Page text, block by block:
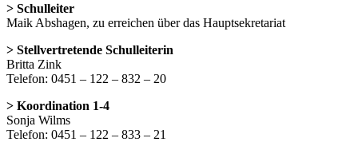
> Schulleiter
Maik Abshagen, zu erreichen über das Hauptsekretariat
> Stellvertretende Schulleiterin
Britta Zink
Telefon: 0451 – 122 – 832 – 20
> Koordination 1-4
Sonja Wilms
Telefon: 0451 – 122 – 833 – 21